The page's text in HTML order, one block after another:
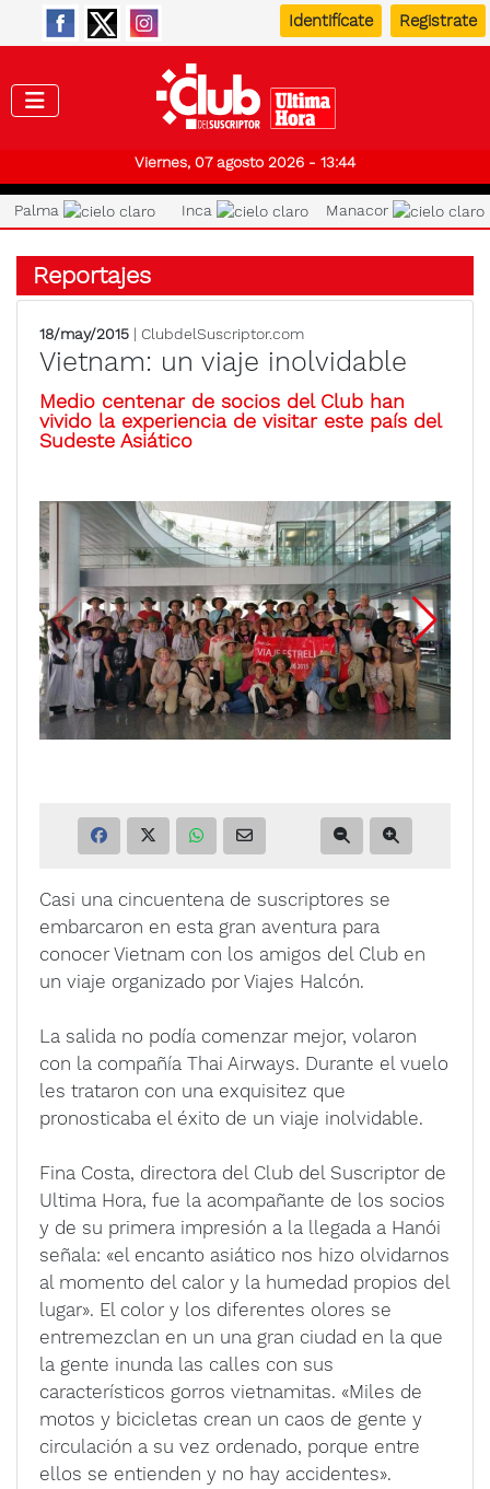
Identifícate Registrate
Viernes, 07 agosto 2026 - 13:44
Palma Inca Manacor
Reportajes
18/may/2015 | ClubdelSuscriptor.com
Vietnam: un viaje inolvidable
Medio centenar de socios del Club han
vivido la experiencia de visitar este país del
Sudeste Asiático
Casi una cincuentena de suscriptores se
embarcaron en esta gran aventura para
conocer Vietnam con los amigos del Club en
un viaje organizado por Viajes Halcón.
La salida no podía comenzar mejor, volaron
con la compañía Thai Airways. Durante el vuelo
les trataron con una exquisitez que
pronosticaba el éxito de un viaje inolvidable.
Fina Costa, directora del Club del Suscriptor de
Ultima Hora, fue la acompañante de los socios
y de su primera impresión a la llegada a Hanói
señala: «el encanto asiático nos hizo olvidarnos
al momento del calor y la humedad propios del
lugar». El color y los diferentes olores se
entremezclan en un una gran ciudad en la que
la gente inunda las calles con sus
característicos gorros vietnamitas. «Miles de
motos y bicicletas crean un caos de gente y
circulación a su vez ordenado, porque entre
ellos se entienden y no hay accidentes».